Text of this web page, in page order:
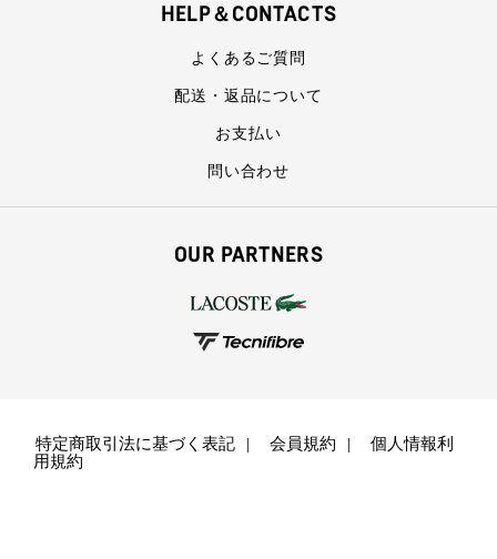
HELP＆CONTACTS
よくあるご質問
配送・返品について
お支払い
問い合わせ
OUR PARTNERS
特定商取引法に基づく表記 会員規約
個人情報利
用規約